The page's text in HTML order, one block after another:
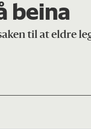
beina
til at eldre